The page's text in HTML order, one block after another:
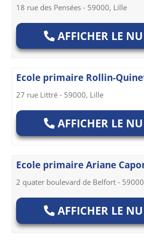
18 rue des Pensées - 59000, Lille
AFFICHER LE
Ecole primaire Rollin-
27 rue Littré - 59000, Lille
AFFICHER LE
Ecole primaire Ariane
2 quater boulevard de Belfort -
AFFICHER LE